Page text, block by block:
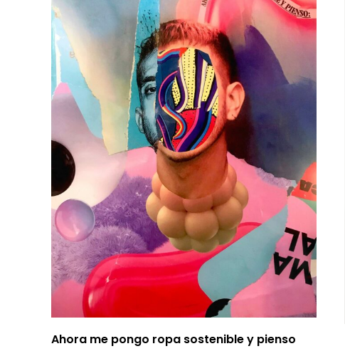
Ahora me pongo ropa sostenible y pienso